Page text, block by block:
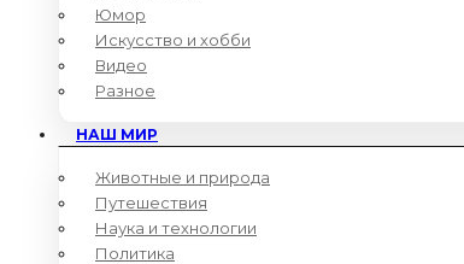
Юмор
Искусство и хобби
Видео
Разное
НАШ МИР
Животные и природа
Путешествия
Наука и технологии
Политика